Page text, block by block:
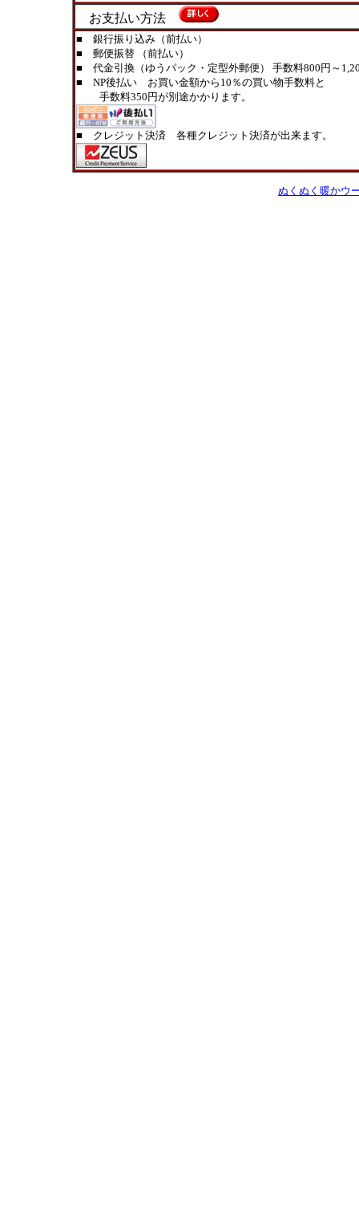
お支払い方法
■ 銀行振り込み（前払い）
■ 郵便振替 （前払い）
■ 代金引換（ゆうパック・定型外郵便） 手数料800円～
■ NP後払い お買い金額から10％の買い物手数料と
手数料350円が別途かかります。
■ クレジット決済 各種クレジット決済が出来ます。
ぬくぬく暖かウ